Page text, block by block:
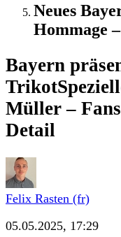
Neues
Hommage
Bayern
Trikot
Müller –
Detail
Felix Rasten (fr)
05.05.2025, 17:29